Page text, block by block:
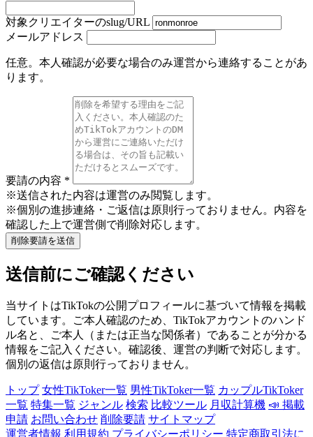
対象クリエイターのslug/URL
メールアドレス
任意。本人確認が必要な場合のみ運営から連絡することがあ
ります。
要請の内容 *
※送信された内容は運営のみ閲覧します。
※個別の進捗連絡・ご返信は原則行っておりません。内容を
確認した上で運営側で削除対応します。
削除要請を送信
送信前にご確認ください
当サイトはTikTokの公開プロフィールに基づいて情報を掲載
しています。ご本人確認のため、TikTokアカウントのハンド
ル名と、ご本人（または正当な関係者）であることが分かる
情報をご記入ください。確認後、運営の判断で対応します。
個別の返信は原則行っておりません。
トップ 女性TikToker一覧 男性TikToker一覧 カップルTikToker
一覧 特集一覧 ジャンル 検索 比較ツール 月収計算機 📣 掲載
申請 お問い合わせ 削除要請 サイトマップ
運営者情報 利用規約 プライバシーポリシー 特定商取引法に